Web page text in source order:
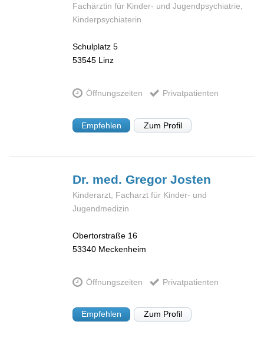
Fachärztin für Kinder- und Jugendpsychiatrie,
Kinderpsychiaterin
Schulplatz 5
53545 Linz
Öffnungszeiten Privatpatienten
Empfehlen Zum Profil
Dr. med. GregorJosten
Kinderarzt, Facharzt für Kinder- und
Jugendmedizin
Obertorstraße 16
53340 Meckenheim
Öffnungszeiten Privatpatienten
Empfehlen Zum Profil